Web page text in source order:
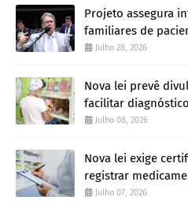
Projeto assegura
familiares de
Julho 28, 2026
Nova lei prevê
facilitar
Julho 08, 2026
Nova lei exige
registrar
Julho 07, 2026